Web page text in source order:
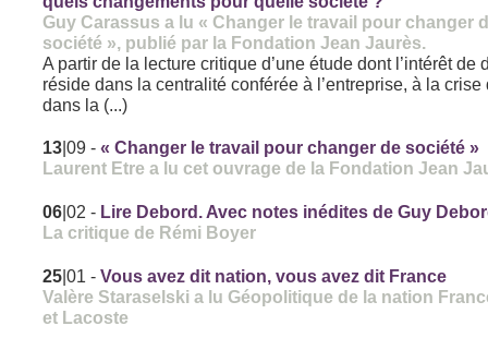
Guy Carassus a lu « Changer le travail pour changer
société », publié par la Fondation Jean Jaurès.
A partir de la lecture critique d’une étude dont l’intérêt de
réside dans la centralité conférée à l’entreprise, à la crise
dans la (...)
13|09 -« Changer le travail pour changer de société »
Laurent Etre a lu cet ouvrage de la Fondation Jean
06|02 - Lire Debord. Avec notes inédites de Guy
La critique de Rémi Boyer
25|01 -Vous avez dit nation, vous avez dit France
Valère Staraselski a lu Géopolitique de la nation
et Lacoste